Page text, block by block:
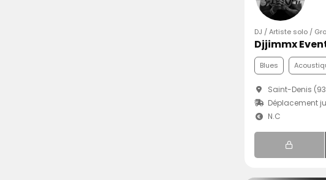
DJ / Artiste solo /
Djjimmx
Blues
Saint-Denis
Déplacement
N.C